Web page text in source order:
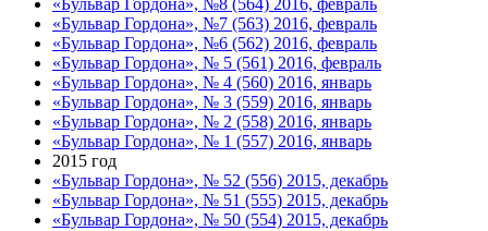
«Бульвар Гордона», №7 (563) 2016, февраль
«Бульвар Гордона», №6 (562) 2016, февраль
«Бульвар Гордона», № 5 (561) 2016, февраль
«Бульвар Гордона», № 4 (560) 2016, январь
«Бульвар Гордона», № 3 (559) 2016, январь
«Бульвар Гордона», № 2 (558) 2016, январь
«Бульвар Гордона», № 1 (557) 2016, январь
2015 год
«Бульвар Гордона», № 52 (556) 2015, декабрь
«Бульвар Гордона», № 51 (555) 2015, декабрь
«Бульвар Гордона», № 50 (554) 2015, декабрь